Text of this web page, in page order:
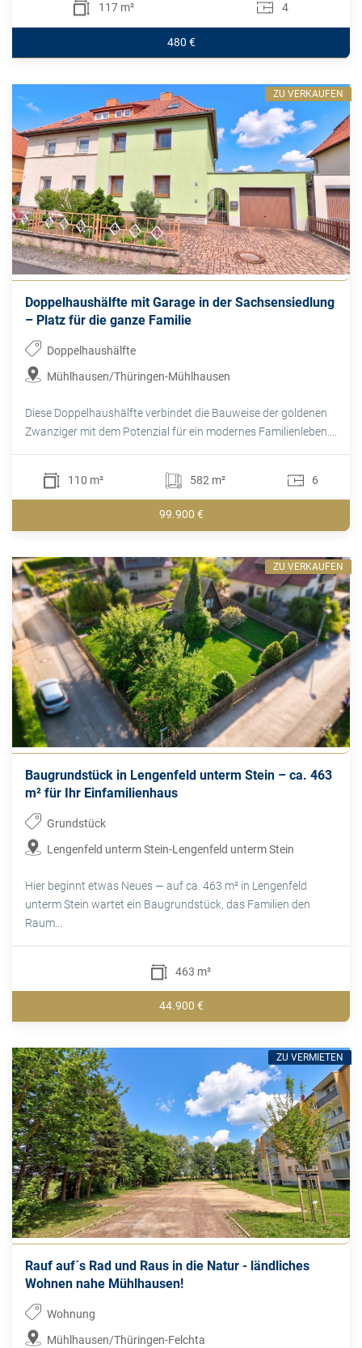
117 m² 4
480 €
Doppelhaushälfte mit Garage in der Sachsensiedlung
– Platz für die ganze Familie
Doppelhaushälfte
Mühlhausen/Thüringen-Mühlhausen
Diese Doppelhaushälfte verbindet die Bauweise der goldenen
Zwanziger mit dem Potenzial für ein modernes Familienleben....
110 m² 582 m² 6
99.900 €
ZU VERKAUFEN
Baugrundstück in Lengenfeld unterm Stein – ca. 463
m² für Ihr Einfamilienhaus
Grundstück
Lengenfeld unterm Stein-Lengenfeld unterm Stein
Hier beginnt etwas Neues — auf ca. 463 m² in Lengenfeld
unterm Stein wartet ein Baugrundstück, das Familien den
Raum...
463 m²
44.900 €
ZU VERKAUFEN
Rauf auf´s Rad und Raus in die Natur - ländliches
Wohnen nahe Mühlhausen!
Wohnung
Mühlhausen/Thüringen-Felchta
ZU VERMIETEN